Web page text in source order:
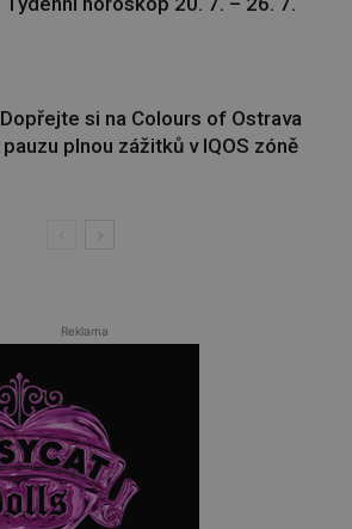
Dopřejte si na Colours of Ostrava
pauzu plnou zážitků v IQOS zóně
Reklama